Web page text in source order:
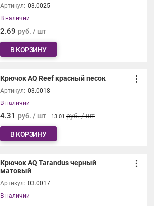
Артикул: 03.0025
В наличии
2.69 руб. / шт
В КОРЗИНУ
Крючок AQ Reef красный песок
Артикул: 03.0018
В наличии
4.31 руб. / шт 13.01руб. / шт
В КОРЗИНУ
Крючок AQ Tarandus черный
матовый
Артикул: 03.0017
В наличии